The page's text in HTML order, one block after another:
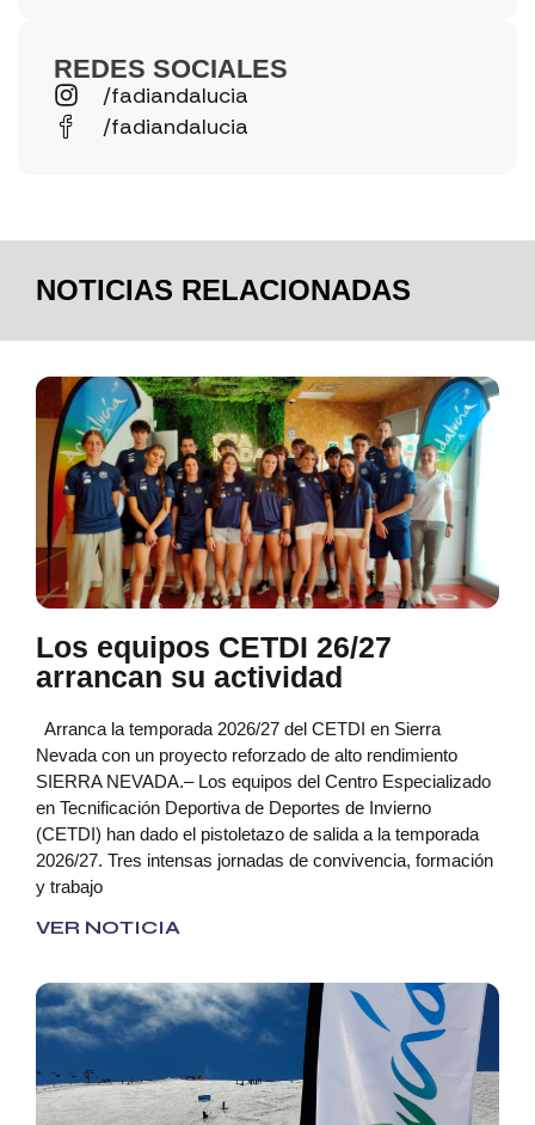
REDES SOCIALES
/fadiandalucia
/fadiandalucia
NOTICIAS RELACIONADAS
Los equipos CETDI 26/27
arrancan su actividad
Arranca la temporada 2026/27 del CETDI en Sierra
Nevada con un proyecto reforzado de alto rendimiento
SIERRA NEVADA.– Los equipos del Centro Especializado
en Tecnificación Deportiva de Deportes de Invierno
(CETDI) han dado el pistoletazo de salida a la temporada
2026/27. Tres intensas jornadas de convivencia, formación
y trabajo
VER NOTICIA